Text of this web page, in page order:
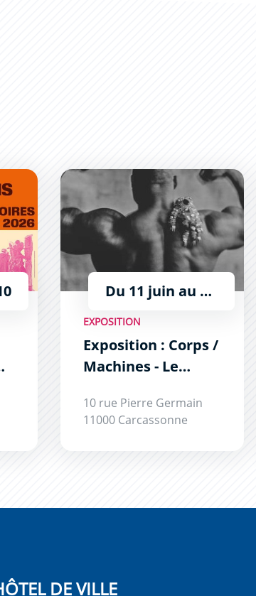
artistique inédit à Carcassonne en 2026
Exposition : Corps / Machines - Le
Du 11 juin au 30 septembre. Du mercredi au samedi de 14h à 18h
EXPOSITION
Exposition : Corps /
Machines - Le
10 rue Pierre Germain
11000 Carcassonne
DE VILLE